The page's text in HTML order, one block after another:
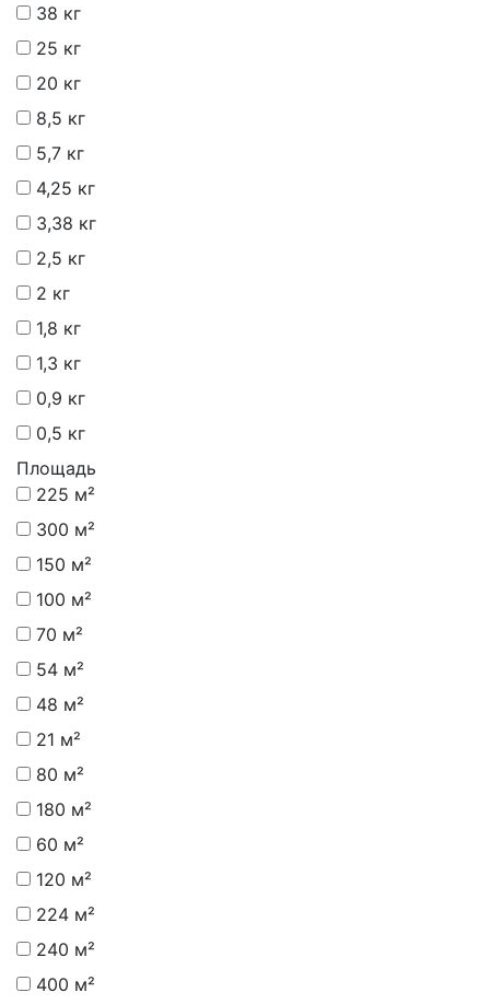
38 кг
25 кг
20 кг
8,5 кг
5,7 кг
4,25 кг
3,38 кг
2,5 кг
2 кг
1,8 кг
1,3 кг
0,9 кг
0,5 кг
Площадь
225 м²
300 м²
150 м²
100 м²
70 м²
54 м²
48 м²
21 м²
80 м²
180 м²
60 м²
120 м²
224 м²
240 м²
400 м²